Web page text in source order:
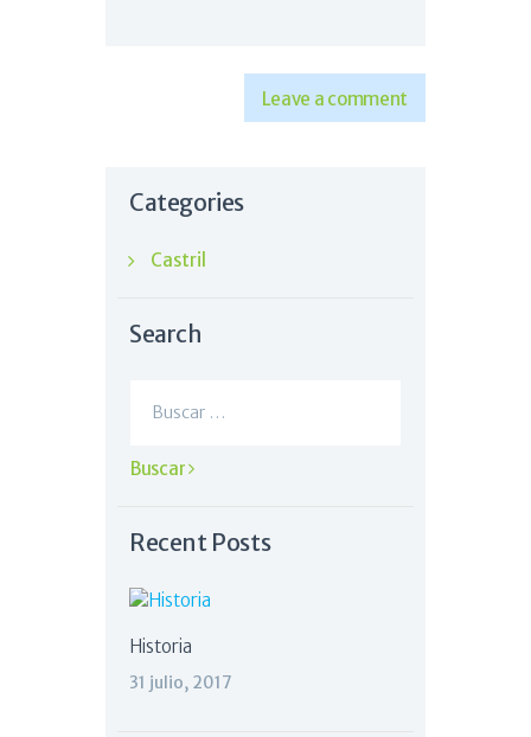
Categories
Castril
Search
Recent Posts
Historia
31 julio, 2017